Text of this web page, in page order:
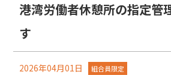
港湾労働者休憩所の指定管
す
2026年04月01日 組合員限定